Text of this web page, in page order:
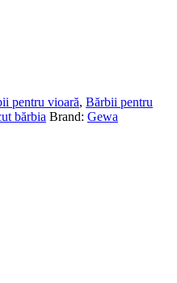
pentru vioară, Bărbii pentru
bărbia Brand: Gewa